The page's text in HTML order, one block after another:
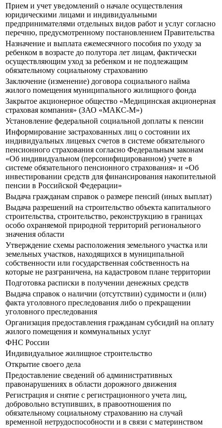
Прием и учет уведомлений о начале осуществления
юридическими лицами и индивидуальными
предпринимателями отдельных видов работ и услуг согласно
перечню, предусмотренному постановлением Правительства
Назначение и выплата ежемесячного пособия по уходу за
ребенком в возрасте до полутора лет лицам, фактически
осуществляющим уход за ребенком и не подлежащим
обязательному социальному страхованию
Заключение (изменение) договора социального найма
жилого помещения муниципального жилищного фонда
Закрытое акционерное общество «Медицинская акционерная
страховая компания» (ЗАО «МАКС-М»)
Установление федеральной социальной доплаты к пенсии
Информирование застрахованных лиц о состоянии их
индивидуальных лицевых счетов в системе обязательного
пенсионного страхования согласно Федеральным законам
«Об индивидуальном (персонифицированном) учете в
системе обязательного пенсионного страхования» и «Об
инвестировании средств для финансирования накопительной
пенсии в Российской Федерации»
Выдача гражданам справок о размере пенсий (иных выплат)
Выдача разрешений на строительство объекта капитального
строительства, строительство, реконструкцию в границах
особо охраняемой природной территорий регионального
значения области
Утверждение схемы расположения земельного участка или
земельных участков, находящихся в муниципальной
собственности или государственная собственность на
которые не разграничена, на кадастровом плане территории
Подготовка расписки в получении денежных средств
Выдача справок о наличии (отсутствии) судимости и (или)
факта уголовного преследования либо о прекращении
уголовного преследования
Организация предоставления гражданам субсидий на оплату
жилого помещения и коммунальных услуг
ФНС России
Индивидуальное жилищное строительство
Открытие своего дела
Предоставление сведений об административных
правонарушениях в области дорожного движения
Регистрация и снятие с регистрационного учета лиц,
добровольно вступивших, в правоотношения по
обязательному социальному страхованию на случай
временной нетрудоспособности и в связи с материнством